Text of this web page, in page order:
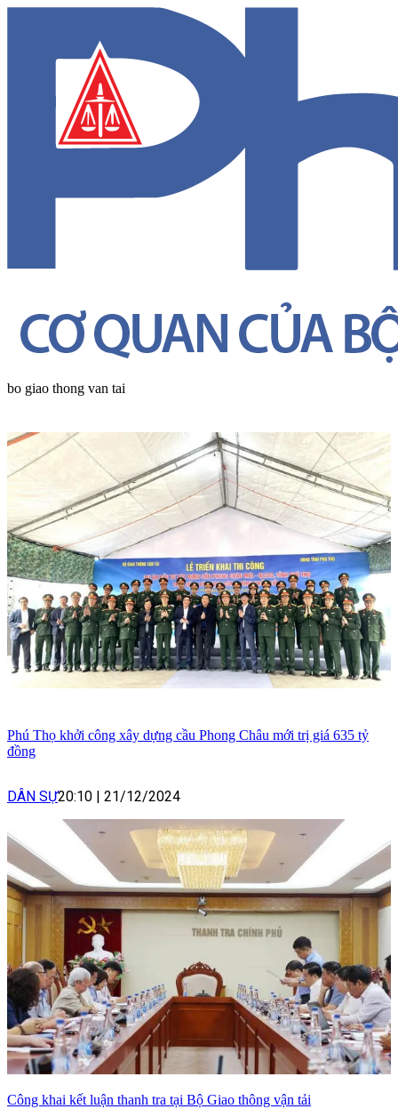
bo giao thong van tai
Phú Thọ khởi công xây dựng cầu Phong Châu mới trị giá 635 tỷ
đồng
DÂN SỰ20:10 | 21/12/2024
Công khai kết luận thanh tra tại Bộ Giao thông vận tải